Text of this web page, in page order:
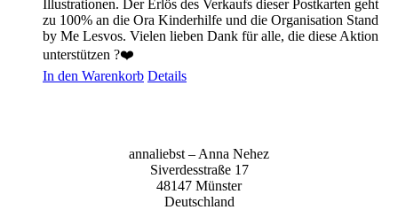
Illustrationen. Der Erlös des Verkaufs dieser Postkarten geht
zu 100% an die Ora Kinderhilfe und die Organisation Stand
by Me Lesvos. Vielen lieben Dank für alle, die diese Aktion
unterstützen ?❤️
In den Warenkorb Details
anna­liebst – Anna Nehez
Sive­r­des­stra­ße 17
48147 Müns­ter
Deutsch­land